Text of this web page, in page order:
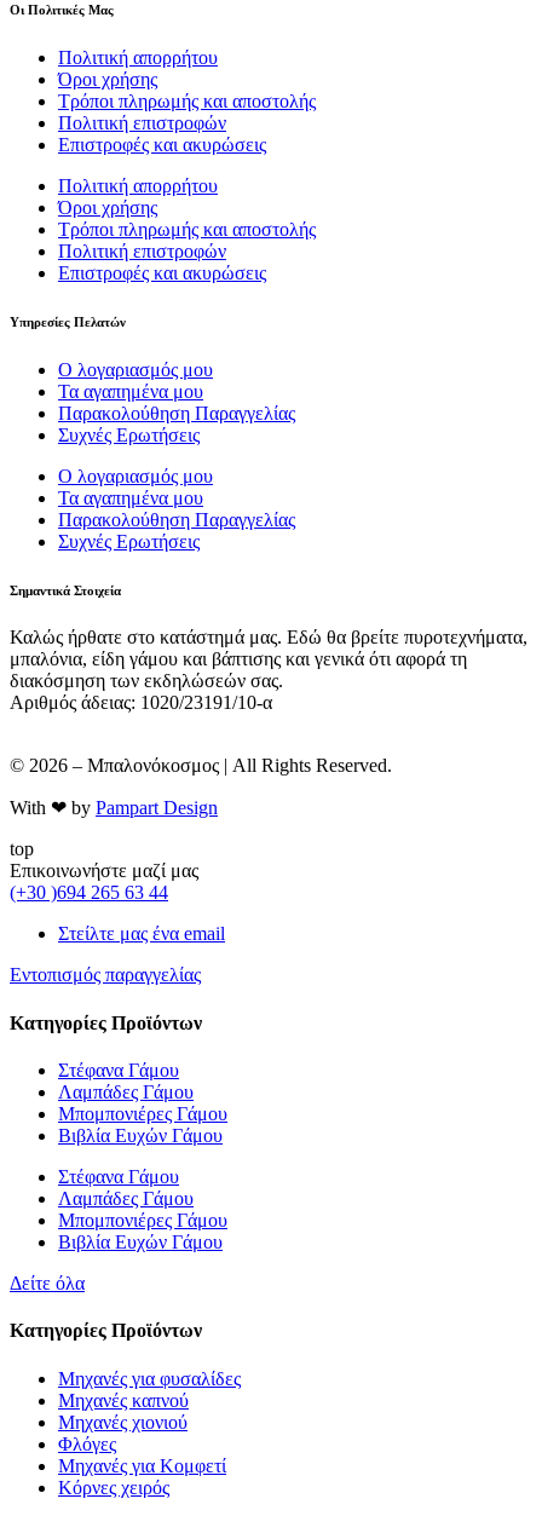
Οι Πολιτικές Μας
Πολιτική απορρήτου
Όροι χρήσης
Τρόποι πληρωμής και αποστολής
Πολιτική επιστροφών
Επιστροφές και ακυρώσεις
Πολιτική απορρήτου
Όροι χρήσης
Τρόποι πληρωμής και αποστολής
Πολιτική επιστροφών
Επιστροφές και ακυρώσεις
Υπηρεσίες Πελατών
Ο λογαριασμός μου
Τα αγαπημένα μου
Παρακολούθηση Παραγγελίας
Συχνές Ερωτήσεις
Ο λογαριασμός μου
Τα αγαπημένα μου
Παρακολούθηση Παραγγελίας
Συχνές Ερωτήσεις
Σημαντικά Στοιχεία
Καλώς ήρθατε στο κατάστημά μας. Εδώ θα βρείτε πυροτεχνήματα,
μπαλόνια, είδη γάμου και βάπτισης και γενικά ότι αφορά τη
διακόσμηση των εκδηλώσεών σας.
Αριθμός άδειας: 1020/23191/10-α
© 2026 – Μπαλονόκοσμος | All Rights Reserved.
With ❤ by Pampart Design
top
Επικοινωνήστε μαζί μας
(+30 )694 265 63 44
Στείλτε μας ένα email
Εντοπισμός παραγγελίας
Κατηγορίες Προϊόντων
Στέφανα Γάμου
Λαμπάδες Γάμου
Μπομπονιέρες Γάμου
Βιβλία Ευχών Γάμου
Στέφανα Γάμου
Λαμπάδες Γάμου
Μπομπονιέρες Γάμου
Βιβλία Ευχών Γάμου
Δείτε όλα
Κατηγορίες Προϊόντων
Μηχανές για φυσαλίδες
Μηχανές καπνού
Μηχανές χιονιού
Φλόγες
Μηχανές για Κομφετί
Κόρνες χειρός